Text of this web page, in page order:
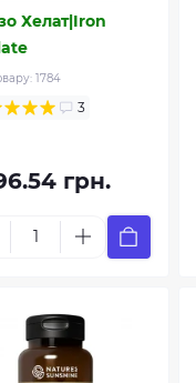
Хелат|Iron
1784
3
грн.